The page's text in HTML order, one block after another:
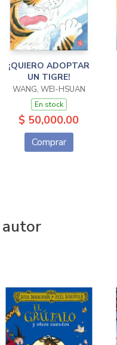
¡QUIERO ADOPTAR
UN TIGRE!
WANG, WEI-HSUAN
En stock
$ 50,000.00
Comprar